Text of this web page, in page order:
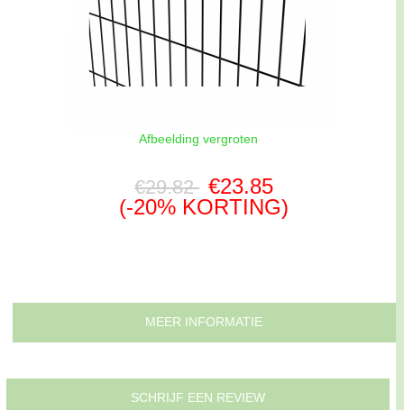
Afbeelding vergroten
€29.82 €23.85
(-20% KORTING)
MEER INFORMATIE
SCHRIJF EEN REVIEW